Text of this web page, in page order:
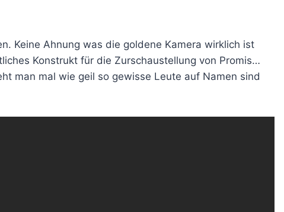
Keine Ahnung was die goldene Kamera wirklich ist
Konstrukt für die Zurschaustellung von Promis…
man mal wie geil so gewisse Leute auf Namen sind